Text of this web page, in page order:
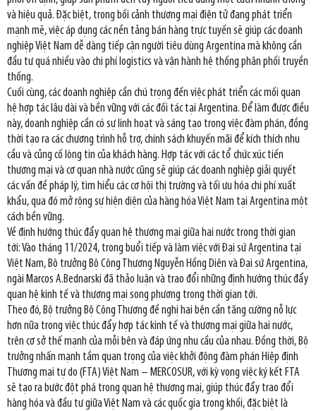
và hiệu quả. Đặc biệt, trong bối cảnh thương mại điện tử đang phát triển
mạnh mẽ, việc áp dụng các nền tảng bán hàng trực tuyến sẽ giúp các doanh
nghiệp Việt Nam dễ dàng tiếp cận người tiêu dùng Argentina mà không cần
đầu tư quá nhiều vào chi phí logistics và vận hành hệ thống phân phối truyền
thống.
Cuối cùng, các doanh nghiệp cần chú trọng đến việc phát triển các mối quan
hệ hợp tác lâu dài và bền vững với các đối tác tại Argentina. Để làm được điều
này, doanh nghiệp cần có sự linh hoạt và sáng tạo trong việc đàm phán, đồng
thời tạo ra các chương trình hỗ trợ, chính sách khuyến mãi để kích thích nhu
cầu và củng cố lòng tin của khách hàng. Hợp tác với các tổ chức xúc tiến
thương mại và cơ quan nhà nước cũng sẽ giúp các doanh nghiệp giải quyết
các vấn đề pháp lý, tìm hiểu các cơ hội thị trường và tối ưu hóa chi phí xuất
khẩu, qua đó mở rộng sự hiện diện của hàng hóa Việt Nam tại Argentina một
cách bền vững.
Về định hướng thúc đẩy quan hệ thương mại giữa hai nước trong thời gian
tới: Vào tháng 11/2024, trong buổi tiếp và làm việc với Đại sứ Argentina tại
Việt Nam, Bộ trưởng Bộ Công Thương Nguyễn Hồng Diên và Đại sứ Argentina,
ngài Marcos A.Bednarski đã thảo luận và trao đổi những định hướng thúc đẩy
quan hệ kinh tế và thương mại song phương trong thời gian tới.
Theo đó, Bộ trưởng Bộ Công Thương đề nghị hai bên cần tăng cường nỗ lực
hơn nữa trong việc thúc đẩy hợp tác kinh tế và thương mại giữa hai nước,
trên cơ sở thế mạnh của mỗi bên và đáp ứng nhu cầu của nhau. Đồng thời, Bộ
trưởng nhấn mạnh tầm quan trọng của việc khởi động đàm phán Hiệp định
Thương mại tự do (FTA) Việt Nam – MERCOSUR, với kỳ vọng việc ký kết FTA
sẽ tạo ra bước đột phá trong quan hệ thương mại, giúp thúc đẩy trao đổi
hàng hóa và đầu tư giữa Việt Nam và các quốc gia trong khối, đặc biệt là